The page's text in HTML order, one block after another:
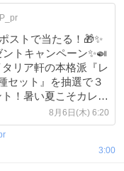
ストで当たる！🎁✨
トキャンペーン✨🍛
リア軒の本格派『レ
セット』を抽選で３
！暑い夏こそカレー
をフォロー 2️⃣ こ
〜
8月6日(木) 6:20
3:00